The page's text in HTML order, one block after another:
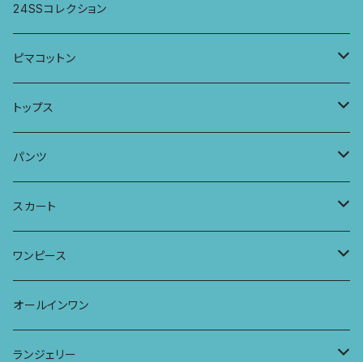
ワンピース
スカート
パーカー
パンツ
ワンピース
ワイドパンツ
ロングスリーブトップス
ロングスリーブワンピース
Tシャツ
パーカー
ワンピース
24SSコレクション
ピマコットン
Tシャツ
フレンチスリーブラウス
サーフパンツ
ドレス
ストール
トップス
タンクトップ・キャミソール
タンクトップ
キャミソール
ワイドTシャツ
チュニックTシャツ
七分袖トップス
ラグランスリーブトップス
パンツ
アラジンパンツ
ポケット付きアラジンパンツ
ワイドパンツ
ポケット付きワイドパンツ
スカート
マキシスカート
ワンピース
ワンピース
オールインワン
オールインワン
ランジェリー